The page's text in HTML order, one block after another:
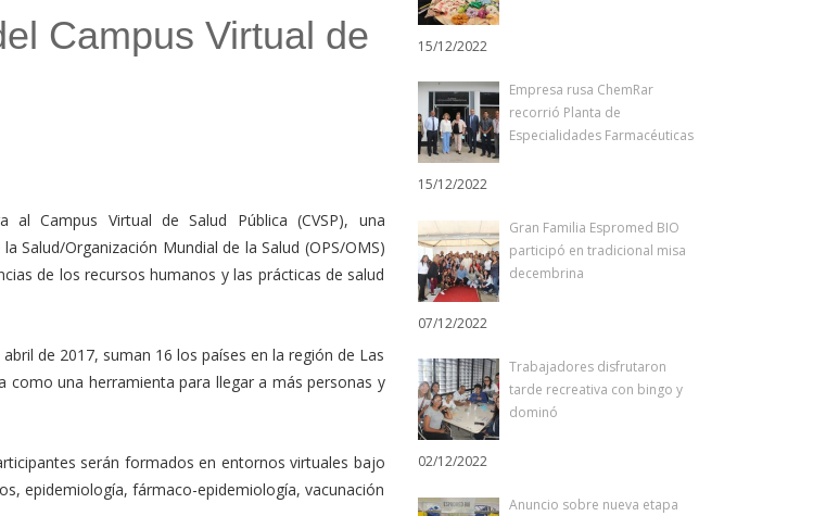
Campus Virtual de
al Campus Virtual de Salud Pública (CVSP), una
Salud/Organización Mundial de la Salud (OPS/OMS)
de los recursos humanos y las prácticas de salud
de 2017, suman 16 los países en la región de Las
como una herramienta para llegar a más personas y
serán formados en entornos virtuales bajo
epidemiología, fármaco-epidemiología, vacunación
15/12/2022
Empresa rusa ChemRar
recorrió Planta de
Especialidades Farmacéuticas
15/12/2022
Gran Familia Espromed BIO
participó en tradicional misa
decembrina
07/12/2022
Trabajadores disfrutaron
tarde recreativa con bingo y
dominó
02/12/2022
Anuncio sobre nueva etapa